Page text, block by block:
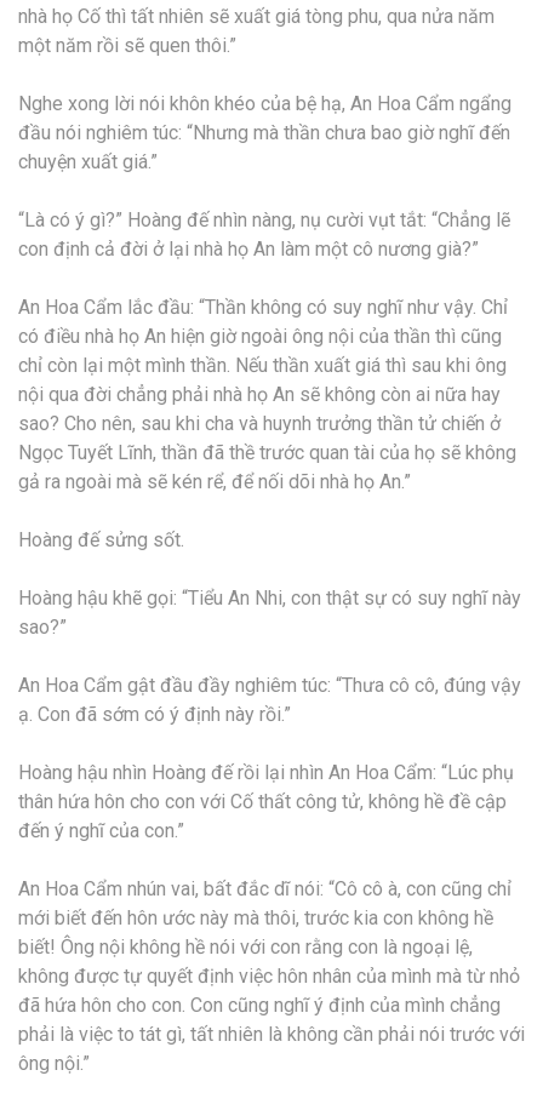
nhà họ Cố thì tất nhiên sẽ xuất giá tòng phu, qua nửa năm
một năm rồi sẽ quen thôi.”
Nghe xong lời nói khôn khéo của bệ hạ, An Hoa Cẩm ngẩng
đầu nói nghiêm túc: “Nhưng mà thần chưa bao giờ nghĩ đến
chuyện xuất giá.”
“Là có ý gì?” Hoàng đế nhìn nàng, nụ cười vụt tắt: “Chẳng lẽ
con định cả đời ở lại nhà họ An làm một cô nương già?”
An Hoa Cẩm lắc đầu: “Thần không có suy nghĩ như vậy. Chỉ
có điều nhà họ An hiện giờ ngoài ông nội của thần thì cũng
chỉ còn lại một mình thần. Nếu thần xuất giá thì sau khi ông
nội qua đời chẳng phải nhà họ An sẽ không còn ai nữa hay
sao? Cho nên, sau khi cha và huynh trưởng thần tử chiến ở
Ngọc Tuyết Lĩnh, thần đã thề trước quan tài của họ sẽ không
gả ra ngoài mà sẽ kén rể, để nối dõi nhà họ An.”
Hoàng đế sửng sốt.
Hoàng hậu khẽ gọi: “Tiểu An Nhi, con thật sự có suy nghĩ này
sao?”
An Hoa Cẩm gật đầu đầy nghiêm túc: “Thưa cô cô, đúng vậy
ạ. Con đã sớm có ý định này rồi.”
Hoàng hậu nhìn Hoàng đế rồi lại nhìn An Hoa Cẩm: “Lúc phụ
thân hứa hôn cho con với Cố thất công tử, không hề đề cập
đến ý nghĩ của con.”
An Hoa Cẩm nhún vai, bất đắc dĩ nói: “Cô cô à, con cũng chỉ
mới biết đến hôn ước này mà thôi, trước kia con không hề
biết! Ông nội không hề nói với con rằng con là ngoại lệ,
không được tự quyết định việc hôn nhân của mình mà từ nhỏ
đã hứa hôn cho con. Con cũng nghĩ ý định của mình chẳng
phải là việc to tát gì, tất nhiên là không cần phải nói trước với
ông nội.”